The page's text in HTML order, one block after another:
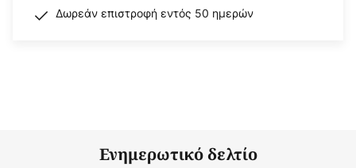
Δωρεάν επιστροφή εντός 50 ημερών
Ενημερωτικό δελτίο